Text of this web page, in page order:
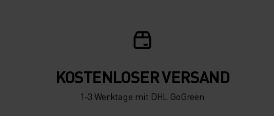
KOSTENLOSER VERSAND
1-3 Werktage mit DHL GoGreen